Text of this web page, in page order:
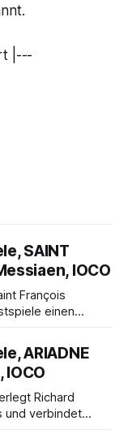
|---
SAINT
IOCO
François
einen
Pascal entfaltet
Sly berührt als
ARIADNE
IOCO
Richard
und verbindet